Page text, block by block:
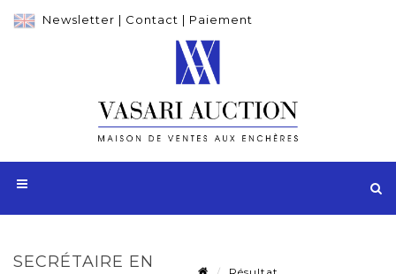
Newsletter | Contact | Paiement
SECRÉTAIRE EN